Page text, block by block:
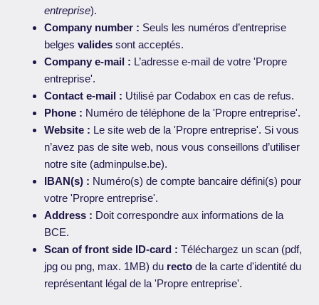
entreprise).
Company number : Seuls les numéros d’entreprise
belgesvalides sont acceptés.
Company e-mail : L’adresse e-mail de votre 'Propre
entreprise'.
Contact e-mail : Utilisé par Codabox en cas de refus.
Phone : Numéro de téléphone de la 'Propre entreprise'.
Website : Le site web de la 'Propre entreprise'. Si vous
n’avez pas de site web, nous vous conseillons d’utiliser
notre site (adminpulse.be).
IBAN(s) : Numéro(s) de compte bancaire défini(s) pour
votre 'Propre entreprise'.
Address : Doit correspondre aux informations de la
BCE.
Scan of front side ID-card : Téléchargez un scan (pdf,
jpg ou png, max. 1MB) du recto de la carte d'identité du
représentant légal de la 'Propre entreprise'.